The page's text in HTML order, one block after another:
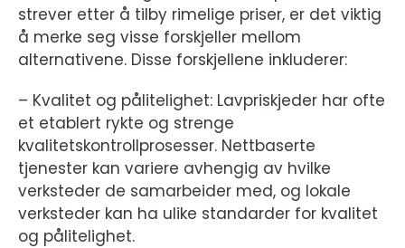
strever etter å tilby rimelige priser, er det viktig
å merke seg visse forskjeller mellom
alternativene. Disse forskjellene inkluderer:
– Kvalitet og pålitelighet: Lavpriskjeder har ofte
et etablert rykte og strenge
kvalitetskontrollprosesser. Nettbaserte
tjenester kan variere avhengig av hvilke
verksteder de samarbeider med, og lokale
verksteder kan ha ulike standarder for kvalitet
og pålitelighet.